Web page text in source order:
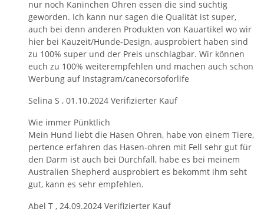
nur noch Kaninchen Ohren essen die sind süchtig
geworden. Ich kann nur sagen die Qualität ist super,
auch bei denn anderen Produkten von Kauartikel wo wir
hier bei Kauzeit/Hunde-Design, ausprobiert haben sind
zu 100% super und der Preis unschlagbar. Wir können
euch zu 100% weiterempfehlen und machen auch schon
Werbung auf Instagram/canecorsoforlife
Selina S , 01.10.2024 Verifizierter Kauf
Wie immer Pünktlich
Mein Hund liebt die Hasen Ohren, habe von einem Tiere,
pertence erfahren das Hasen-ohren mit Fell sehr gut für
den Darm ist auch bei Durchfall, habe es bei meinem
Australien Shepherd ausprobiert es bekommt ihm seht
gut, kann es sehr empfehlen.
Abel T , 24.09.2024 Verifizierter Kauf